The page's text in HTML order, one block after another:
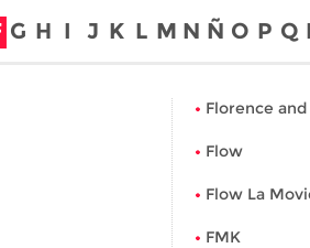
G H I J K L M N Ñ O P Q
Florence
Flow
Flow La
FMK